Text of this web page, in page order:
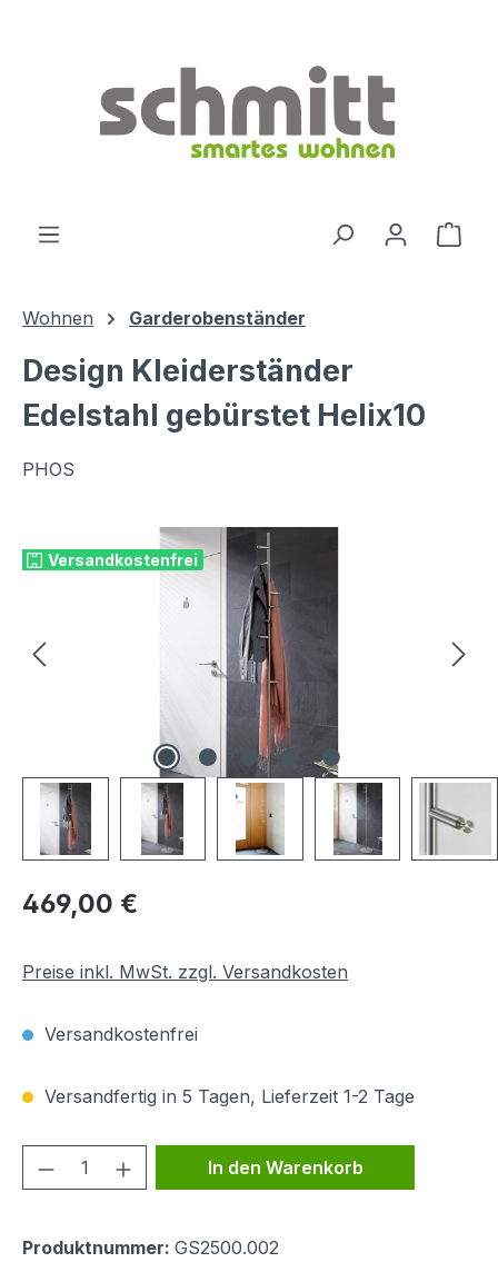
Wohnen Garderobenständer
Design Kleiderständer
Edelstahl gebürstet Helix10
PHOS
Versandkostenfrei
Regulärer Preis:
469,00 €
Preise inkl. MwSt. zzgl. Versandkosten
Versandkostenfrei
Versandfertig in 5 Tagen, Lieferzeit 1-2 Tage
Produkt Anzahl: Gib den
In den Warenkorb
Produktnummer: GS2500.002